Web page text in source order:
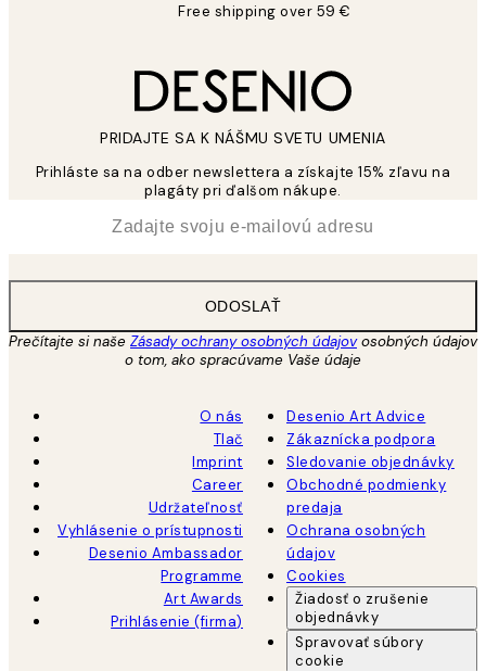
Free shipping over 59 €
PRIDAJTE SA K NÁŠMU SVETU UMENIA
Prihláste sa na odber newslettera a získajte 15% zľavu na
plagáty pri ďalšom nákupe.
ODOSLAŤ
Prečítajte si naše Zásady ochrany osobných údajovosobných údajov
o tom, ako spracúvame Vaše údaje
O nás
Tlač
Imprint
Career
Udržateľnosť
Vyhlásenie o prístupnosti
Desenio Ambassador
Programme
Art Awards
Prihlásenie (firma)
Desenio Art Advice
Zákaznícka podpora
Sledovanie objednávky
Obchodné podmienky
predaja
Ochrana osobných
údajov
Cookies
Žiadosť o zrušenie
objednávky
Spravovať súbory
cookie